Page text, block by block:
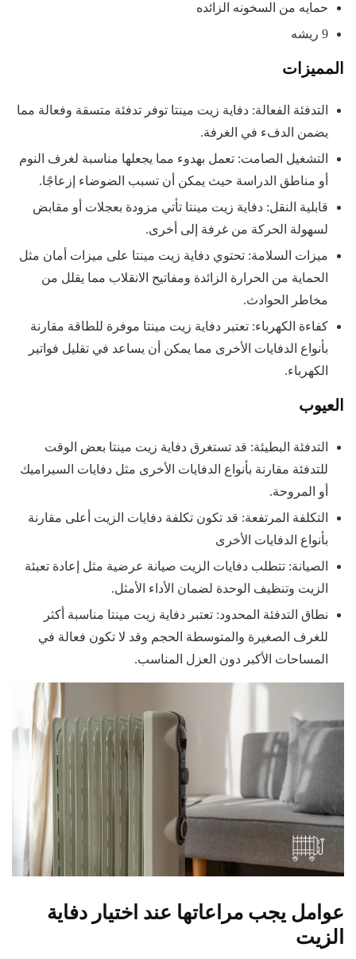
حمايه من السخونه الزائده
9 ريشه
المميزات
التدفئة الفعالة: دفاية زيت مينتا توفر تدفئة متسقة وفعالة مما
يضمن الدفء في الغرفة.
التشغيل الصامت: تعمل بهدوء مما يجعلها مناسبة لغرف النوم
أو مناطق الدراسة حيث يمكن أن تسبب الضوضاء إزعاجًا.
قابلية النقل: دفاية زيت مينتا تأتي مزودة بعجلات أو مقابض
لسهولة الحركة من غرفة إلى أخرى.
ميزات السلامة: تحتوي دفاية زيت مينتا على ميزات أمان مثل
الحماية من الحرارة الزائدة ومفاتيح الانقلاب مما يقلل من
مخاطر الحوادث.
كفاءة الكهرباء: تعتبر دفاية زيت مينتا موفرة للطاقة مقارنة
بأنواع الدفايات الأخرى مما يمكن أن يساعد في تقليل فواتير
الكهرباء.
العيوب
التدفئة البطيئة: قد تستغرق دفاية زيت مينتا بعض الوقت
للتدفئة مقارنة بأنواع الدفايات الأخرى مثل دفايات السيراميك
أو المروحة.
التكلفة المرتفعة: قد تكون تكلفة دفايات الزيت أعلى مقارنة
بأنواع الدفايات الأخرى
الصيانة: تتطلب دفايات الزيت صيانة عرضية مثل إعادة تعبئة
الزيت وتنظيف الوحدة لضمان الأداء الأمثل.
نطاق التدفئة المحدود: تعتبر دفاية زيت مينتا مناسبة أكثر
للغرف الصغيرة والمتوسطة الحجم وقد لا تكون فعالة في
المساحات الأكبر دون العزل المناسب.
عوامل يجب مراعاتها عند اختيار دفاية
الزيت